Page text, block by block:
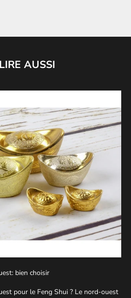
AUSSI
bien choisir
pour le Feng Shui ? Le nord-ouest